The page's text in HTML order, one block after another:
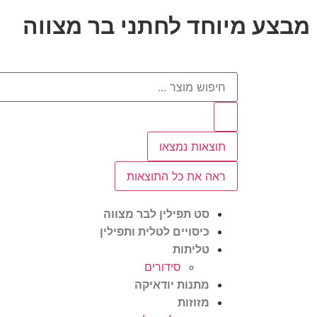
מבצע מיוחד לחתני בר מצווה
תוצאות נמצאו
ראה את כל התוצאות
סט תפילין לבר מצווה
כיסויים לטלית ותפילין
טליתות
סידורים
מתנות יודאיקה
מזוזות